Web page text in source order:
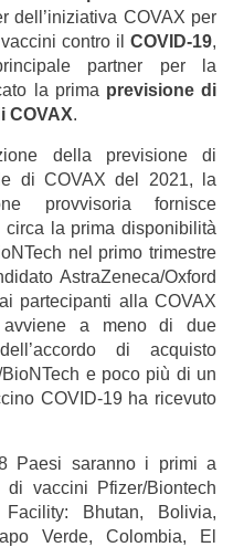
dell’iniziativa COVAX per
contro il COVID-19,
partner per la
la prima previsione di
COVAX.
della previsione di
di COVAX del 2021, la
provvisoria fornisce
la prima disponibilità
nel primo trimestre
AstraZeneca/Oxford
partecipanti alla COVAX
avviene a meno di due
di acquisto
e poco più di un
COVID-19 ha ricevuto
Paesi saranno i primi a
vaccini Pfizer/Biontech
Bhutan, Bolivia,
Verde, Colombia, El